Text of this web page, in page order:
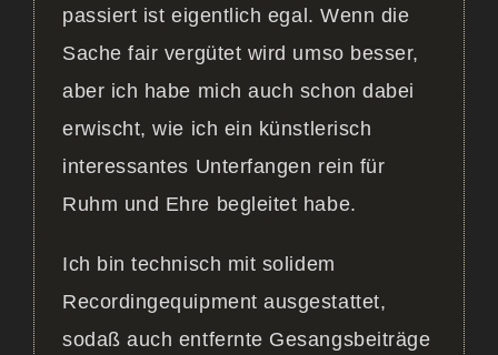
passiert ist eigentlich egal. Wenn die
Sache fair vergütet wird umso besser,
aber ich habe mich auch schon dabei
erwischt, wie ich ein künstlerisch
interessantes Unterfangen rein für
Ruhm und Ehre begleitet habe.
Ich bin technisch mit solidem
Recordingequipment ausgestattet,
sodaß auch entfernte Gesangsbeiträge